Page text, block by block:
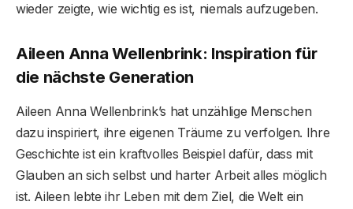
wieder zeigte, wie wichtig es ist, niemals aufzugeben.
Aileen Anna Wellenbrink: Inspiration für
die nächste Generation
Aileen Anna Wellenbrink’s hat unzählige Menschen
dazu inspiriert, ihre eigenen Träume zu verfolgen. Ihre
Geschichte ist ein kraftvolles Beispiel dafür, dass mit
Glauben an sich selbst und harter Arbeit alles möglich
ist. Aileen lebte ihr Leben mit dem Ziel, die Welt ein